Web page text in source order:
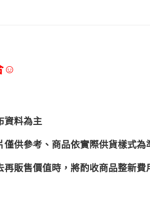
☺
資料為主
供參考、商品依實際供貨樣式為
販售價值時，將酌收商品整﻿新費